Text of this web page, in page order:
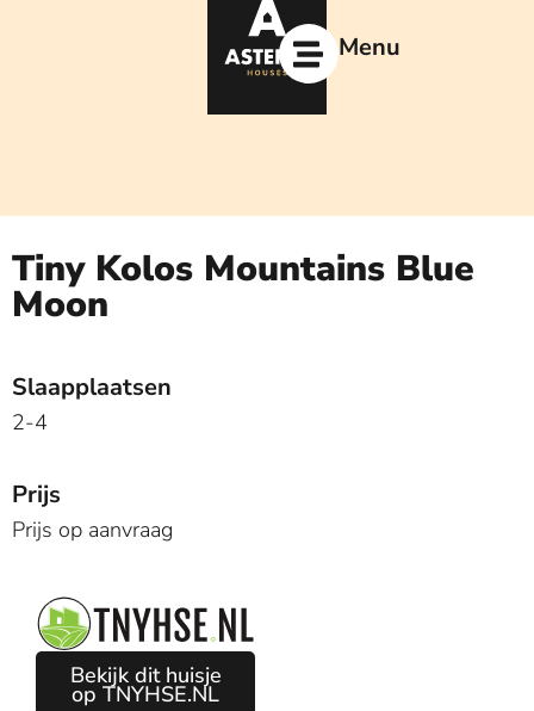
Menu
Tiny Kolos Mountains Blue
Moon
Slaapplaatsen
2-4
Prijs
Prijs op aanvraag
Bekijk dit huisje
op TNYHSE.NL